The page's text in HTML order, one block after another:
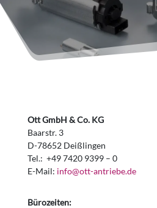
Ott GmbH & Co. KG
Baarstr. 3
D-78652 Deißlingen
Tel.: +49 7420 9399 – 0
E-Mail: info@ott-antriebe.de
Bürozeiten: